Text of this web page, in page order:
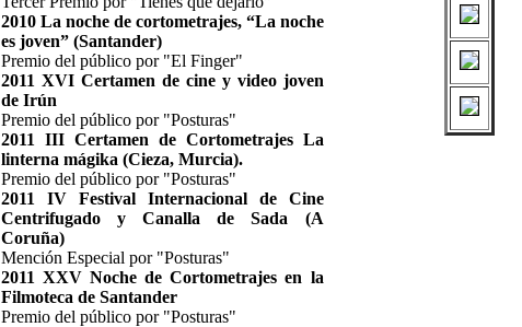
2010 La noche de cortometrajes, “La noche
es joven” (Santander)
Premio del público por "El Finger"
2011 XVI Certamen de cine y video joven
de Irún
Premio del público por "Posturas"
2011 III Certamen de Cortometrajes La
linterna mágika (Cieza, Murcia).
Premio del público por "Posturas"
2011 IV Festival Internacional de Cine
Centrifugado y Canalla de Sada (A
Coruña)
Mención Especial por "Posturas"
2011 XXV Noche de Cortometrajes en la
Filmoteca de Santander
Premio del público por "Posturas"